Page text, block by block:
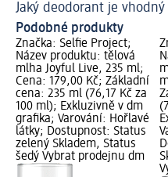
Jaký deodorant je
Podobné produkty
Značka: Selfie Project;
Název produktu: tělová
mlha Joyful Live, 235 ml;
Cena: 179,00 Kč; Základní
cena: 235 ml (76,17 Kč za
100 ml); Exkluzivně v dm
grafika; Varování: Hořlavé
látky; Dostupnost: Status
zelený Skladem, Status
šedý Vybrat prodejnu dm